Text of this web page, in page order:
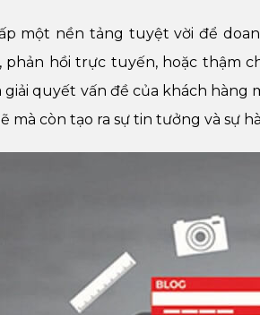
một nền tảng tuyệt vời để
phản hồi trực tuyến, hoặc thậm
giải quyết vấn đề của khách
mà còn tạo ra sự tin tưởng và sự